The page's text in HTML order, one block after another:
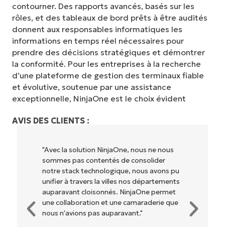
contourner. Des rapports avancés, basés sur les
rôles, et des tableaux de bord prêts à être audités
donnent aux responsables informatiques les
informations en temps réel nécessaires pour
prendre des décisions stratégiques et démontrer
la conformité. Pour les entreprises à la recherche
d’une plateforme de gestion des terminaux fiable
et évolutive, soutenue par une assistance
exceptionnelle, NinjaOne est le choix évident
AVIS DES CLIENTS :
que
"NinjaOne permet à notre entreprise
qu'aux propriétaires et opérateurs avec
lesquels nous travaillons) d'être plus
rentables. Tout le monde y gagne."
Rory McCune
Directeur informatique chez Flash